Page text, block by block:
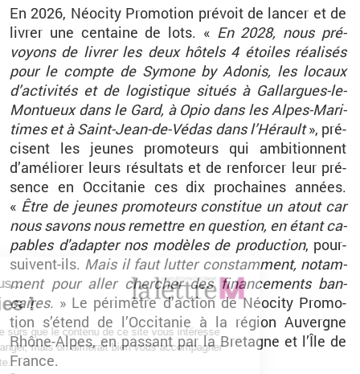
En 2026, Néo­city Pro­mo­tion pré­voit de lan­cer et de
li­vrer une cen­taine de lots. « En 2028, nous pré­
voyons de li­vrer les deux hô­tels 4 étoiles réa­li­sés
pour le compte de Sy­mone by Ado­nis, les lo­caux
d’ac­ti­vi­tés et de lo­gis­tique si­tués à Gal­largues-le-
Mon­tueux dans le Gard, à Opio dans les Alpes-Ma­ri­
times et à Saint-Jean-de-Vé­das dans l’Hé­rault», pré­
cisent les jeunes pro­mo­teurs qui am­bi­tionnent
d’amé­lio­rer leurs ré­sul­tats et de ren­for­cer leur pré­
sence en Oc­ci­ta­nie ces dix pro­chaines an­nées.
« Être de jeunes pro­mo­teurs consti­tue un atout car
nous sa­vons nous re­mettre en ques­tion, en étant ca­
pables d'adap­ter nos mo­dèles de pro­duc­tion, pour­
suivent-ils. Mais il faut lut­ter constam­ment, no­tam­
ment pour aller cher­cher des fi­nan­ce­ments ban­
caires. » Le pé­ri­mètre d’ac­tion de Néo­city Pro­mo­
tion s’étend de l’Oc­ci­ta­nie à la ré­gion Au­vergne
Rhône-Alpes, en pas­sant par la Bre­tagne et l’Île de
France.